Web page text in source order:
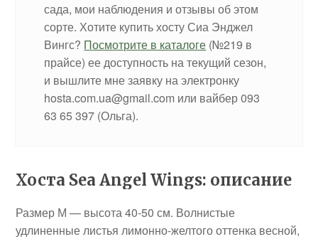
сада, мои наблюдения и отзывы об этом
сорте. Хотите купить хосту Сиа Энджел
Вингс? Посмотрите в каталоге (№219 в
прайсе) ее доступность на текущий сезон,
и вышлите мне заявку на электронку
hosta.com.ua@gmail.com или вайбер 093
63 65 397 (Ольга).
Хоста Sea Angel Wings: описание
Размер М — высота 40-50 см. Волнистые
удлиненные листья лимонно-желтого оттенка весной,